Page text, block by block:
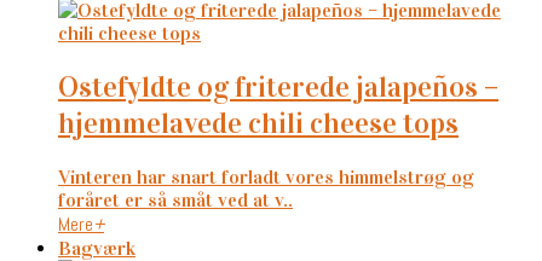
ostefyldte og friterede jalapeños –
hjemmelavede chili cheese tops
Vinteren har snart forladt vores himmelstrøg og
foråret er så småt ved at v..
Mere+
Bagværk